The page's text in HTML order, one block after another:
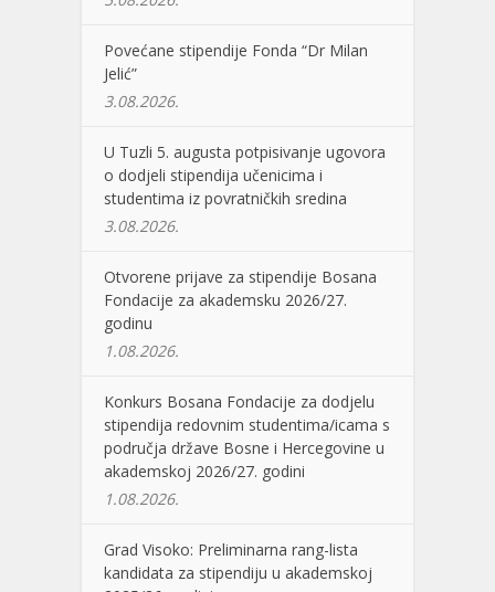
Povećane stipendije Fonda “Dr Milan
Jelić”
3.08.2026.
U Tuzli 5. augusta potpisivanje ugovora
o dodjeli stipendija učenicima i
studentima iz povratničkih sredina
3.08.2026.
Otvorene prijave za stipendije Bosana
Fondacije za akademsku 2026/27.
godinu
1.08.2026.
Konkurs Bosana Fondacije za dodjelu
stipendija redovnim studentima/icama s
područja države Bosne i Hercegovine u
akademskoj 2026/27. godini
1.08.2026.
Grad Visoko: Preliminarna rang-lista
kandidata za stipendiju u akademskoj